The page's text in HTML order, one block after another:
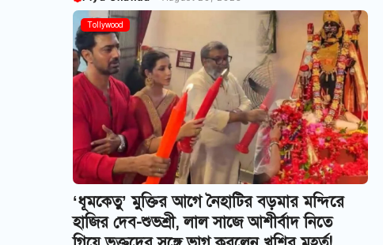
Tollywood
‘ধূমকেতু’ মুক্তির আগে নৈহাটির বড়মার মন্দিরে
হাজির দেব-শুভশ্রী, লাল সাজে আশীর্বাদ নিতে